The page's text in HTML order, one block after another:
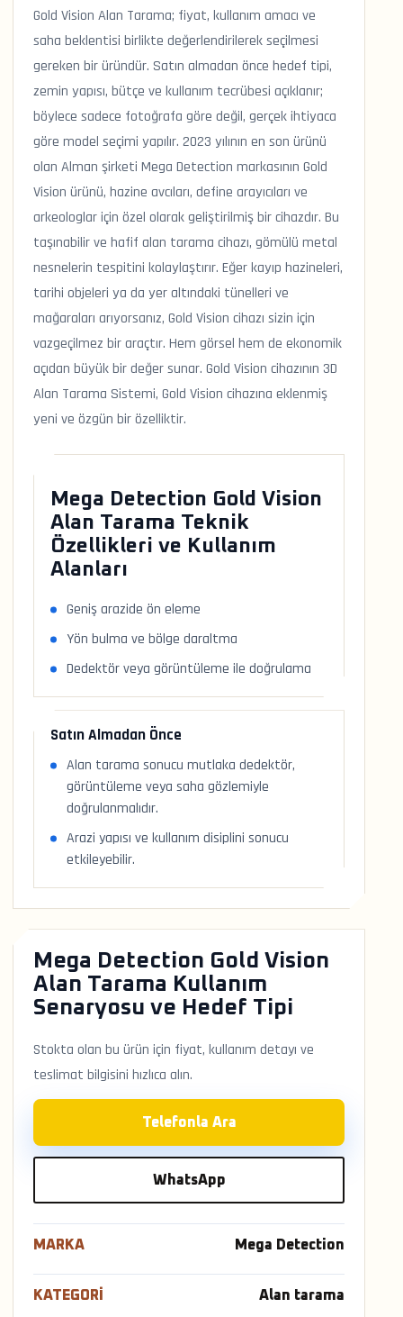
Gold Vision Alan Tarama; fiyat, kullanım amacı ve
saha beklentisi birlikte değerlendirilerek seçilmesi
gereken bir üründür. Satın almadan önce hedef tipi,
zemin yapısı, bütçe ve kullanım tecrübesi açıklanır;
böylece sadece fotoğrafa göre değil, gerçek ihtiyaca
göre model seçimi yapılır. 2023 yılının en son ürünü
olan Alman şirketi Mega Detection markasının Gold
Vision ürünü, hazine avcıları, define arayıcıları ve
arkeologlar için özel olarak geliştirilmiş bir cihazdır. Bu
taşınabilir ve hafif alan tarama cihazı, gömülü metal
nesnelerin tespitini kolaylaştırır. Eğer kayıp hazineleri,
tarihi objeleri ya da yer altındaki tünelleri ve
mağaraları arıyorsanız, Gold Vision cihazı sizin için
vazgeçilmez bir araçtır. Hem görsel hem de ekonomik
açıdan büyük bir değer sunar. Gold Vision cihazının 3D
Alan Tarama Sistemi, Gold Vision cihazına eklenmiş
yeni ve özgün bir özelliktir.
Mega Detection Gold Vision
Alan Tarama Teknik
Özellikleri ve Kullanım
Alanları
Geniş arazide ön eleme
Yön bulma ve bölge daraltma
Dedektör veya görüntüleme ile doğrulama
Satın Almadan Önce
Alan tarama sonucu mutlaka dedektör,
görüntüleme veya saha gözlemiyle
doğrulanmalıdır.
Arazi yapısı ve kullanım disiplini sonucu
etkileyebilir.
Mega Detection Gold Vision
Alan Tarama Kullanım
Senaryosu ve Hedef Tipi
Stokta olan bu ürün için fiyat, kullanım detayı ve
teslimat bilgisini hızlıca alın.
Telefonla Ara
WhatsApp
MARKA Mega Detection
KATEGORI Alan tarama